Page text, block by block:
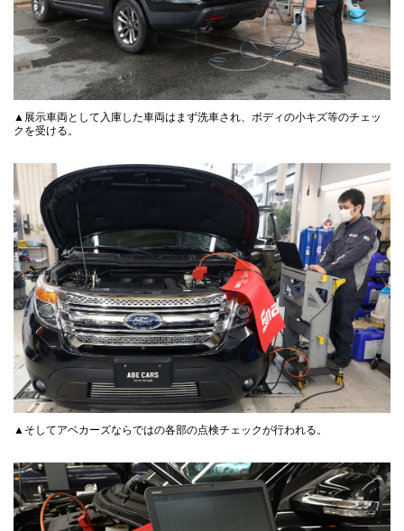
▲展示車両として入庫した車両はまず洗車され、ボディの小キズ等のチェッ
クを受ける。
▲そしてアベカーズならではの各部の点検チェックが行われる。